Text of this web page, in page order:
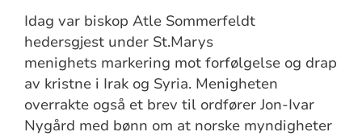
Idag var biskop Atle Sommerfeldt
hedersgjest under St.Marys
menighets markering mot forfølgelse og drap
av kristne i Irak og Syria. Menigheten
overrakte også et brev til ordfører Jon-Ivar
Nygård med bønn om at norske myndigheter